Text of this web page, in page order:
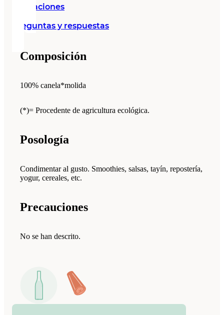
Valoraciones
Preguntas y respuestas
Composición
100% canela*molida
(*)= Procedente de agricultura ecológica.
Posología
Condimentar al gusto. Smoothies, salsas, tayín, repostería,
yogur, cereales, etc.
Precauciones
No se han descrito.